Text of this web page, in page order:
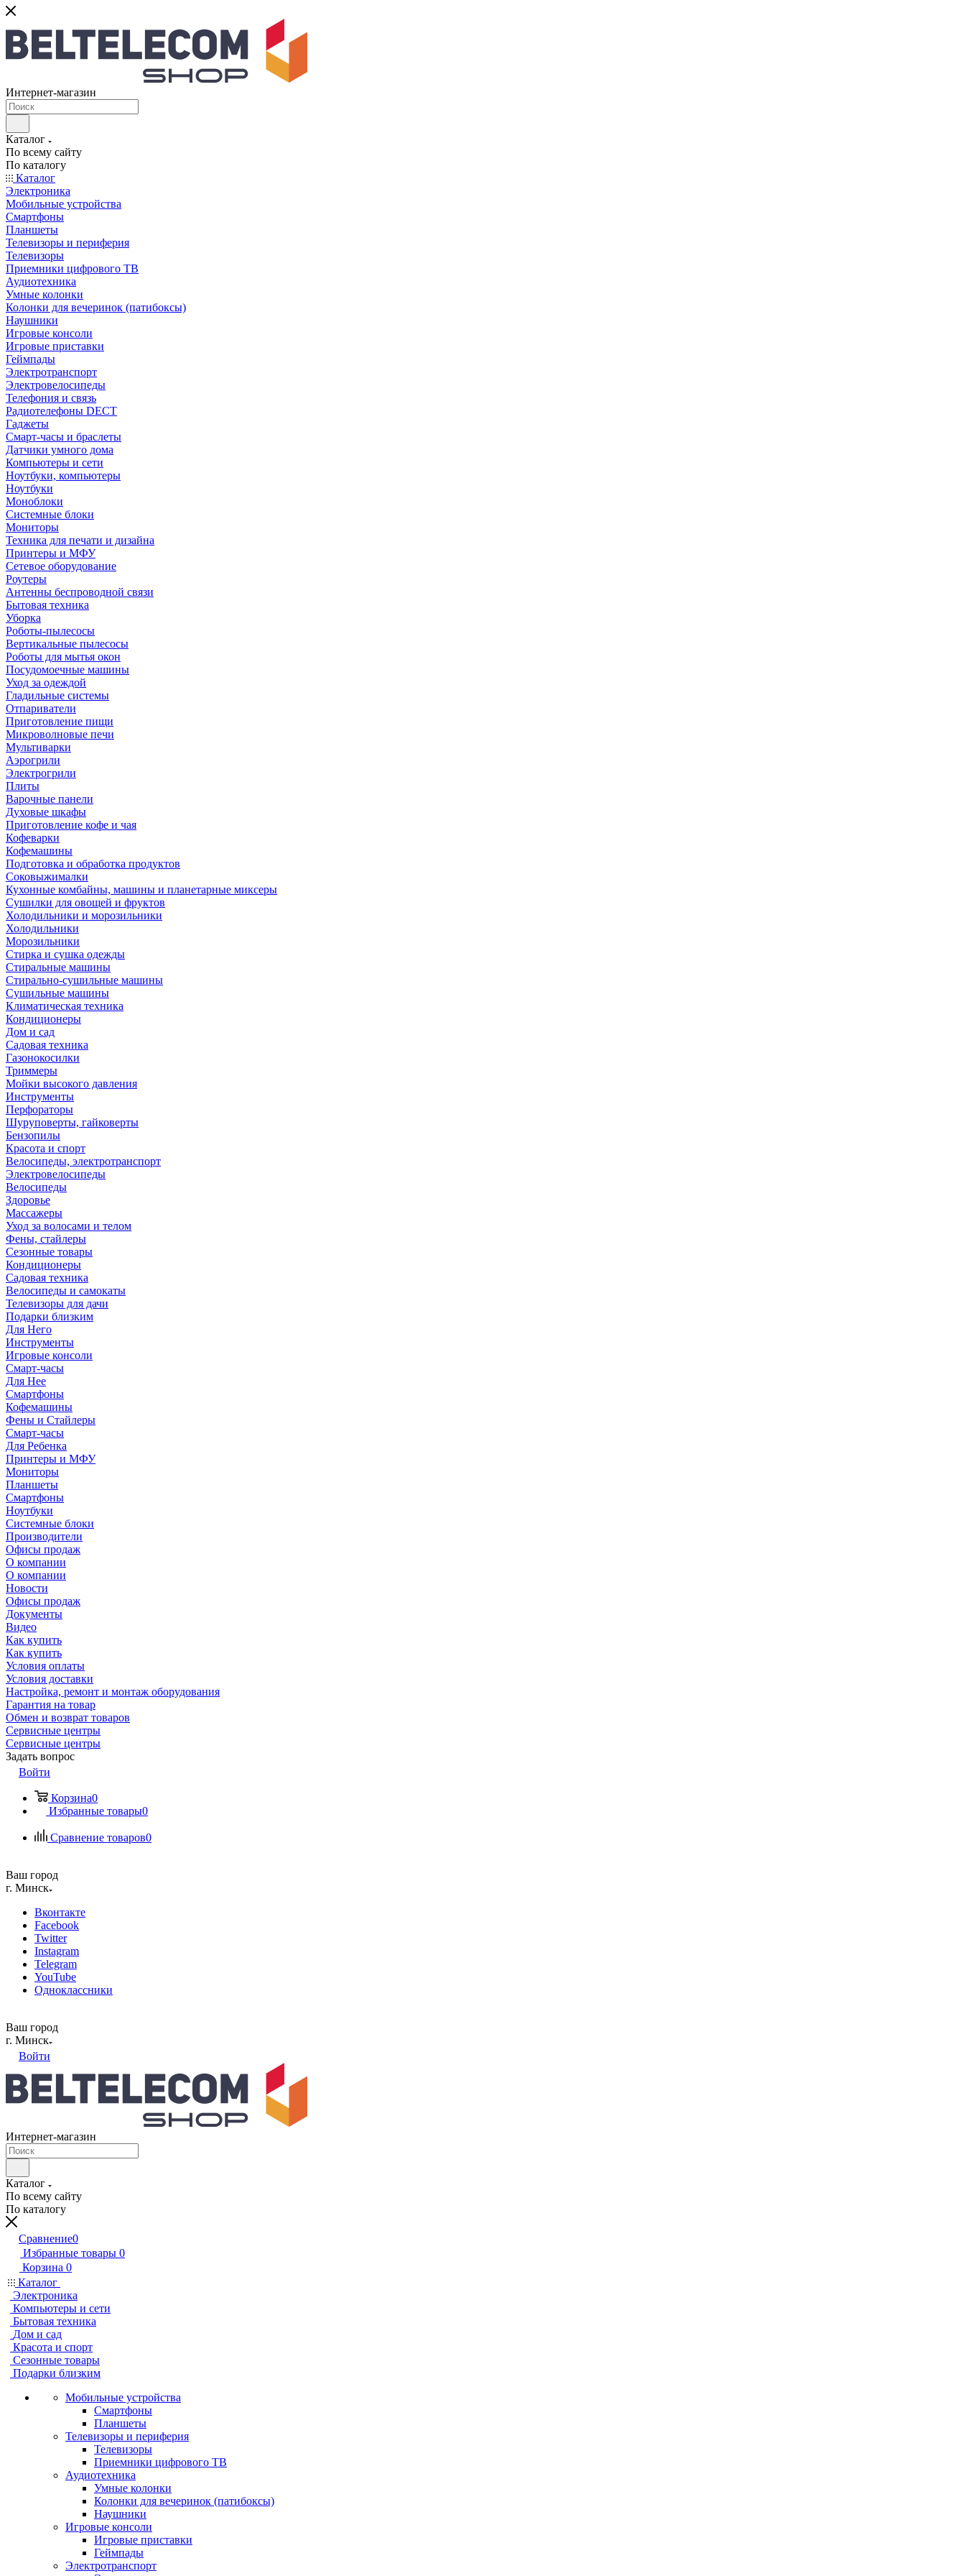
Интернет-магазин
Каталог
По всему сайту
По каталогу
Каталог
Электроника
Мобильные устройства
Смартфоны
Планшеты
Телевизоры и периферия
Телевизоры
Приемники цифрового ТВ
Аудиотехника
Умные колонки
Колонки для вечеринок (патибоксы)
Наушники
Игровые консоли
Игровые приставки
Геймпады
Электротранспорт
Электровелосипеды
Телефония и связь
Радиотелефоны DECT
Гаджеты
Смарт-часы и браслеты
Датчики умного дома
Компьютеры и сети
Ноутбуки, компьютеры
Ноутбуки
Моноблоки
Системные блоки
Мониторы
Техника для печати и дизайна
Принтеры и МФУ
Сетевое оборудование
Роутеры
Антенны беспроводной связи
Бытовая техника
Уборка
Роботы-пылесосы
Вертикальные пылесосы
Роботы для мытья окон
Посудомоечные машины
Уход за одеждой
Гладильные системы
Отпариватели
Приготовление пищи
Микроволновые печи
Мультиварки
Аэрогрили
Электрогрили
Плиты
Варочные панели
Духовые шкафы
Приготовление кофе и чая
Кофеварки
Кофемашины
Подготовка и обработка продуктов
Соковыжималки
Кухонные комбайны, машины и планетарные миксеры
Сушилки для овощей и фруктов
Холодильники и морозильники
Холодильники
Морозильники
Стирка и сушка одежды
Стиральные машины
Стирально-сушильные машины
Сушильные машины
Климатическая техника
Кондиционеры
Дом и сад
Садовая техника
Газонокосилки
Триммеры
Мойки высокого давления
Инструменты
Перфораторы
Шуруповерты, гайковерты
Бензопилы
Красота и спорт
Велосипеды, электротранспорт
Электровелосипеды
Велосипеды
Здоровье
Массажеры
Уход за волосами и телом
Фены, стайлеры
Сезонные товары
Кондиционеры
Садовая техника
Велосипеды и самокаты
Телевизоры для дачи
Подарки близким
Для Него
Инструменты
Игровые консоли
Смарт-часы
Для Нее
Смартфоны
Кофемашины
Фены и Стайлеры
Смарт-часы
Для Ребенка
Принтеры и МФУ
Мониторы
Планшеты
Смартфоны
Ноутбуки
Системные блоки
Производители
Офисы продаж
О компании
О компании
Новости
Офисы продаж
Документы
Видео
Как купить
Как купить
Условия оплаты
Условия доставки
Настройка, ремонт и монтаж оборудования
Гарантия на товар
Обмен и возврат товаров
Сервисные центры
Сервисные центры
Задать вопрос
Войти
Корзина0
Избранные товары0
Сравнение товаров0
Ваш город
г. Минск
Вконтакте
Facebook
Twitter
Instagram
Telegram
YouTube
Одноклассники
Ваш город
г. Минск
Войти
Интернет-магазин
Каталог
По всему сайту
По каталогу
Сравнение0
Избранные товары 0
Корзина 0
Каталог
Электроника
Компьютеры и сети
Бытовая техника
Дом и сад
Красота и спорт
Сезонные товары
Подарки близким
Мобильные устройства
Смартфоны
Планшеты
Телевизоры и периферия
Телевизоры
Приемники цифрового ТВ
Аудиотехника
Умные колонки
Колонки для вечеринок (патибоксы)
Наушники
Игровые консоли
Игровые приставки
Геймпады
Электротранспорт